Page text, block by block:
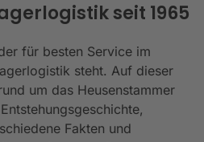
seit 1965
für besten Service im
steht. Auf dieser
um das Heusenstammer
Fakten und